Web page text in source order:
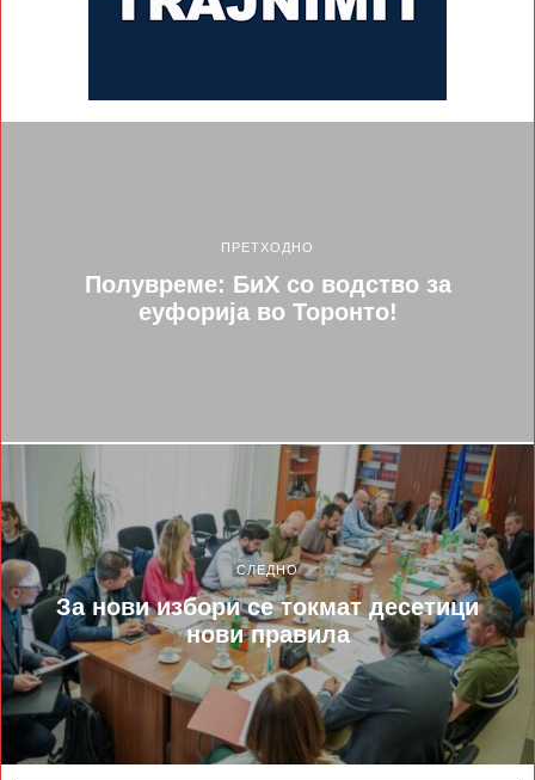
ПРЕТХОДНО
Полувреме: БиХ со водство за
еуфорија во Торонто!
СЛЕДНО
За нови избори се токмат десетици
нови правила